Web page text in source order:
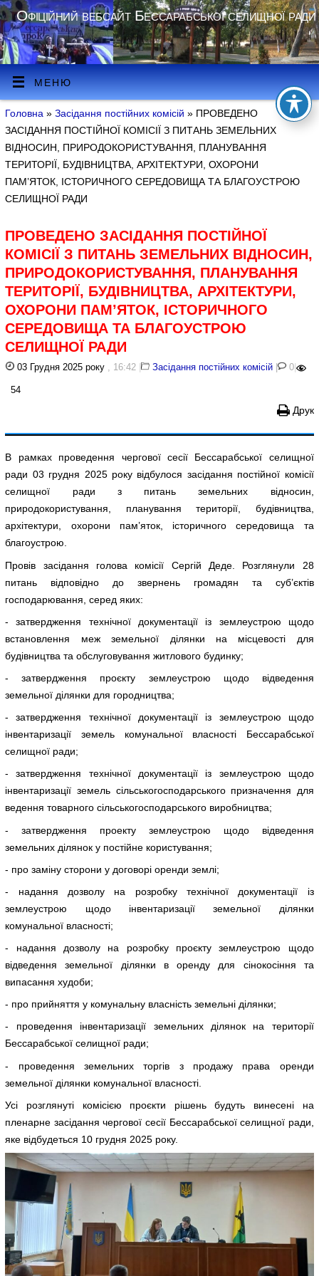
Офіційний вебсайт Бессарабської селищної ради
МЕНЮ
Головна »Засідання постійних комісій » ПРОВЕДЕНО
ЗАСІДАННЯ ПОСТІЙНОЇ КОМІСІЇ З ПИТАНЬ ЗЕМЕЛЬНИХ
ВІДНОСИН, ПРИРОДОКОРИСТУВАННЯ, ПЛАНУВАННЯ
ТЕРИТОРІЇ, БУДІВНИЦТВА, АРХІТЕКТУРИ, ОХОРОНИ
ПАМ’ЯТОК, ІСТОРИЧНОГО СЕРЕДОВИЩА ТА БЛАГОУСТРОЮ
СЕЛИЩНОЇ РАДИ
ПРОВЕДЕНО ЗАСІДАННЯ ПОСТІЙНОЇ
КОМІСІЇ З ПИТАНЬ ЗЕМЕЛЬНИХ ВІДНОСИН,
ПРИРОДОКОРИСТУВАННЯ, ПЛАНУВАННЯ
ТЕРИТОРІЇ, БУДІВНИЦТВА, АРХІТЕКТУРИ,
ОХОРОНИ ПАМ’ЯТОК, ІСТОРИЧНОГО
СЕРЕДОВИЩА ТА БЛАГОУСТРОЮ
СЕЛИЩНОЇ РАДИ
03 Грудня 2025 року , 16:42 | Засідання постійних комісій | 0 |
54
Друк
В рамках проведення чергової сесії Бессарабської селищної
ради 03 грудня 2025 року відбулося засідання постійної комісії
селищної ради з питань земельних відносин,
природокористування, планування території, будівництва,
архітектури, охорони пам’яток, історичного середовища та
благоустрою.
Провів засідання голова комісії Сергій Деде. Розглянули 28
питань відповідно до звернень громадян та суб’єктів
господарювання, серед яких:
- затвердження технічної документації із землеустрою щодо
встановлення меж земельної ділянки на місцевості для
будівництва та обслуговування житлового будинку;
- затвердження проєкту землеустрою щодо відведення
земельної ділянки для городництва;
- затвердження технічної документації із землеустрою щодо
інвентаризації земель комунальної власності Бессарабської
селищної ради;
- затвердження технічної документації із землеустрою щодо
інвентаризації земель сільськогосподарського призначення для
ведення товарного сільськогосподарського виробництва;
- затвердження проекту землеустрою щодо відведення
земельних ділянок у постійне користування;
- про заміну сторони у договорі оренди землі;
- надання дозволу на розробку технічної документації із
землеустрою щодо інвентаризації земельної ділянки
комунальної власності;
- надання дозволу на розробку проєкту землеустрою щодо
відведення земельної ділянки в оренду для сінокосіння та
випасання худоби;
- про прийняття у комунальну власність земельні ділянки;
- проведення інвентаризації земельних ділянок на території
Бессарабської селищної ради;
- проведення земельних торгів з продажу права оренди
земельної ділянки комунальної власності.
Усі розглянуті комісією проєкти рішень будуть винесені на
пленарне засідання чергової сесії Бессарабської селищної ради,
яке відбудеться 10 грудня 2025 року.